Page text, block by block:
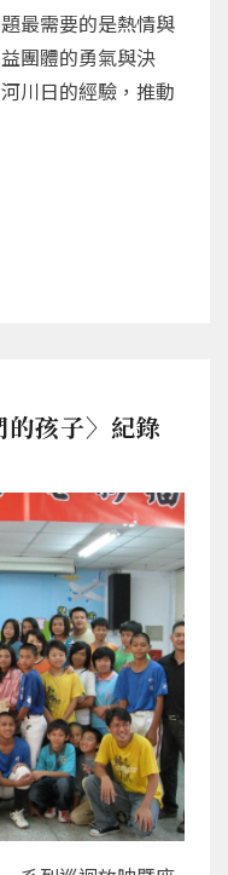
最需要的是熱情與
團體的勇氣與決
川日的經驗，推動
孩子〉紀錄